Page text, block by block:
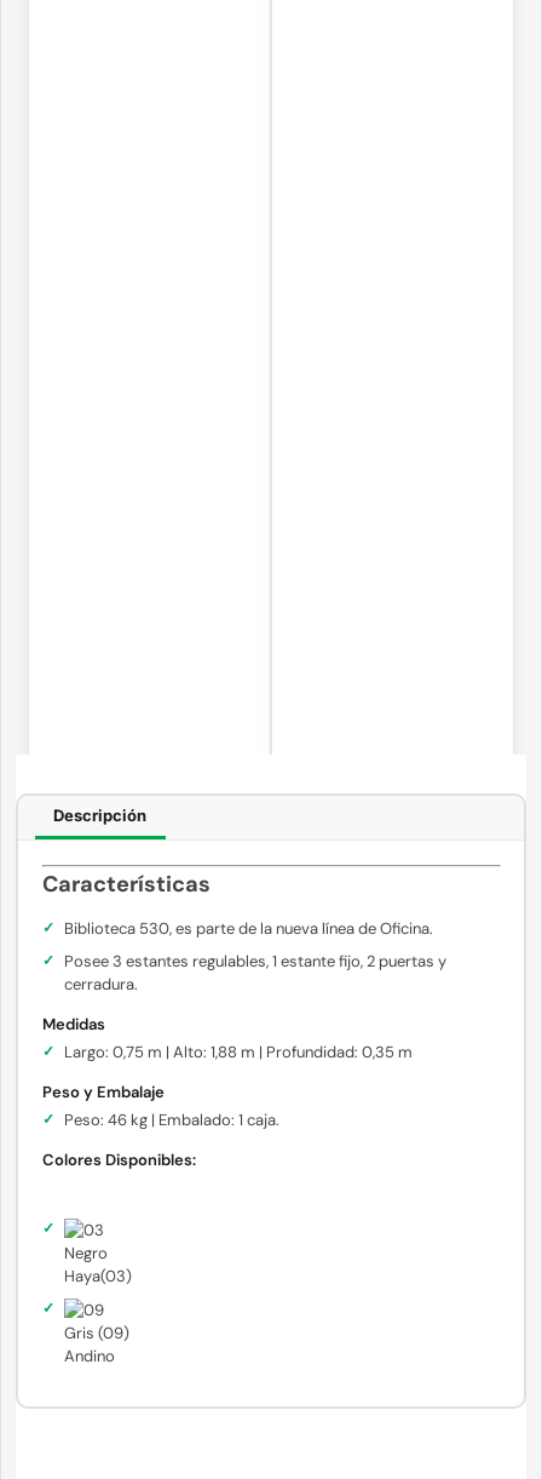
Descripción
Características
Biblioteca 530, es parte de la nueva línea de Oficina.
Posee 3 estantes regulables, 1 estante fijo, 2 puertas y
cerradura.
Medidas
Largo: 0,75 m | Alto: 1,88 m | Profundidad: 0,35 m
Peso y Embalaje
Peso: 46 kg | Embalado: 1 caja.
Colores Disponibles:
Negro
Haya(03)
Gris (09)
Andino